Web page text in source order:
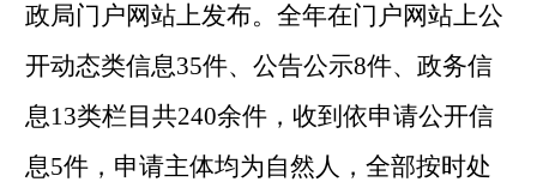
政局门户网站上发布。全年在门户网站上公
开动态类信息35件、公告公示8件、政务信
息13类栏目共240余件，收到依申请公开信
息5件，申请主体均为自然人，全部按时处